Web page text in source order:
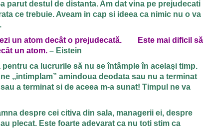
parut destul de distanta. Am dat vina pe prejudecati
ce trebuie. Aveam in cap si ideea ca nimic nu o va
un atom decât o prejudecată. Este mai dificil să
un atom. – Eistein
ca lucrurile să nu se întâmple în acelaşi timp.
,,intimplam” amindoua deodata sau nu a terminat
a terminat si de aceea m-a sunat! Timpul ne va
despre cei citiva din sala, managerii ei, despre
plecat. Este foarte adevarat ca nu toti stim ca